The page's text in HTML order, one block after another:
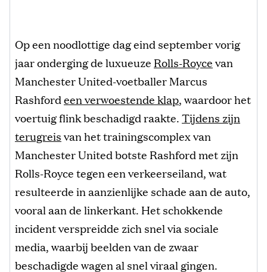
Op een noodlottige dag eind september vorig
jaar onderging de luxueuze Rolls-Roycevan
Manchester United-voetballer Marcus
Rashfordeen verwoestende klap, waardoor het
voertuig flink beschadigd raakte.Tijdens zijn
terugreisvan het trainingscomplex van
Manchester United botste Rashford met zijn
Rolls-Royce tegen een verkeerseiland, wat
resulteerde in aanzienlijke schade aan de auto,
vooral aan de linkerkant. Het schokkende
incident verspreidde zich snel via sociale
media, waarbij beelden van de zwaar
beschadigde wagen al snel viraal gingen.